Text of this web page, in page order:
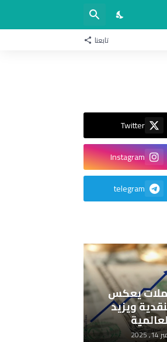
تابعنا
Twitter
Instagram
telegram
يعكس
ويزيد